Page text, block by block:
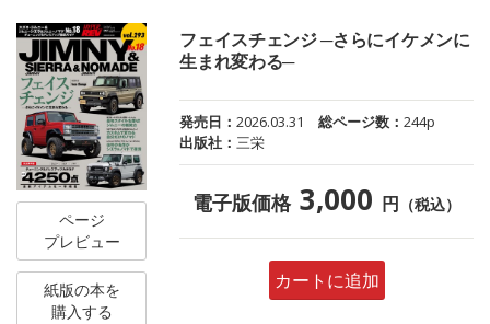
ページ
プレビュー
紙版の本を
購入する
フェイスチェンジ ─さらにイケメンに
生まれ変わる─
発売日：2026.03.31 総ページ数：244p
出版社：三栄
電子版価格 3,000 円 （税込）
カートに追加